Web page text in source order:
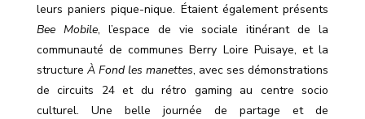
leurs paniers pique-nique. Étaient également présents
Bee Mobile, l’espace de vie sociale itinérant de la
communauté de communes Berry Loire Puisaye, et la
structure À Fond les manettes, avec ses démonstrations
de circuits 24 et du rétro gaming au centre socio
culturel. Une belle journée de partage et de